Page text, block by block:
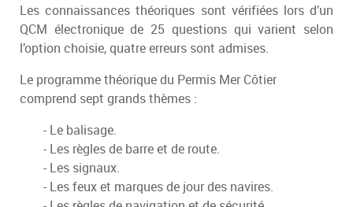
Les connaissances théoriques sont vérifiées lors d’un
QCM électronique de 25 questions qui varient selon
l’option choisie, quatre erreurs sont admises.
Le programme théorique du Permis Mer Côtier
comprend sept grands thèmes :
- Le balisage.
- Les règles de barre et de route.
- Les signaux.
- Les feux et marques de jour des navires.